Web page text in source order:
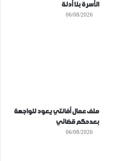
الأسرة بلا أدلة
06/08/2026
ملف عمال أفانتي يعود للواجهة
بعدحكم قضائي
06/08/2026